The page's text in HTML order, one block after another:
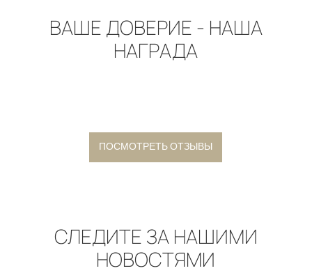
ВАШЕ ДОВЕРИЕ - НАША
НАГРАДА
ПОСМОТРЕТЬ ОТЗЫВЫ
СЛЕДИТЕ ЗА НАШИМИ
НОВОСТЯМИ